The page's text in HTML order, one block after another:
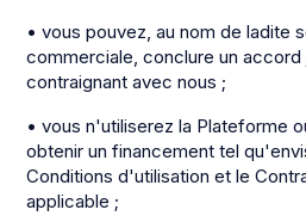
• vous pouvez, au nom de ladite
commerciale, conclure un accord
contraignant avec nous ;
• vous n'utiliserez la Plateforme
obtenir un financement tel
Conditions d'utilisation et le
applicable ;